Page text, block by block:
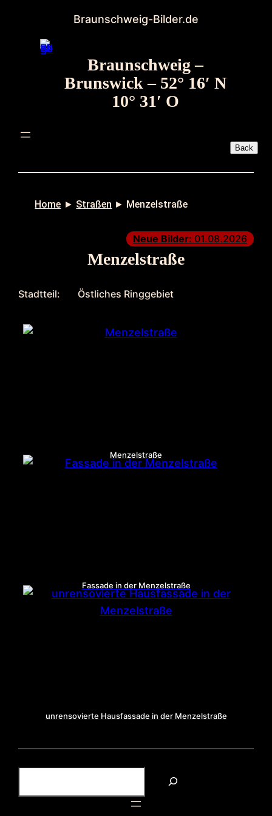
springen
Braunschweig-Bilder.de
Braunschweig –
Brunswick – 52° 16′ N
10° 31′ O
Home ► Straßen ► Menzelstraße
Neue Bilder: 01.08.2026
Menzelstraße
Stadtteil: Östliches Ringgebiet
Menzelstraße
Fassade in der Menzelstraße
unrensovierte Hausfassade in der Menzelstraße